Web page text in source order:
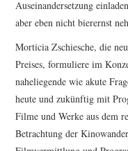
Auseinandersetzung
aber eben nicht bierernst
Morticia Zschiesche, die
Preises, formuliere im
naheliegende wie akute
heute und zukünftig mit
Filme und Werke aus dem
Betrachtung der